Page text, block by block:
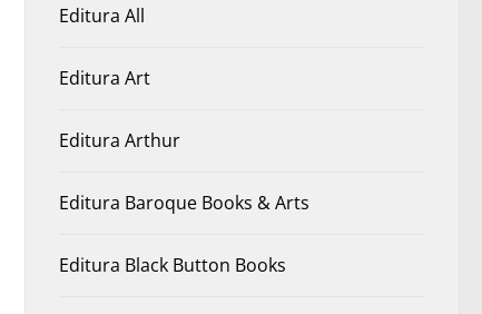
Editura All
Editura Art
Editura Arthur
Editura Baroque Books & Arts
Editura Black Button Books